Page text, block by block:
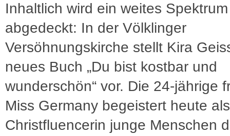
Inhaltlich wird ein weites Spektrum
abgedeckt: In der Völklinger
Versöhnungskirche stellt Kira
neues Buch „Du bist kostbar und
wunderschön“ vor. Die 24-jährige
Miss Germany begeistert heute als
Christfluencerin junge Menschen